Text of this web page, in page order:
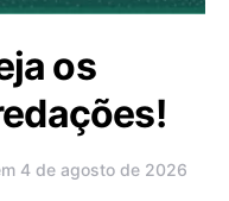
os
4 de agosto de 2026